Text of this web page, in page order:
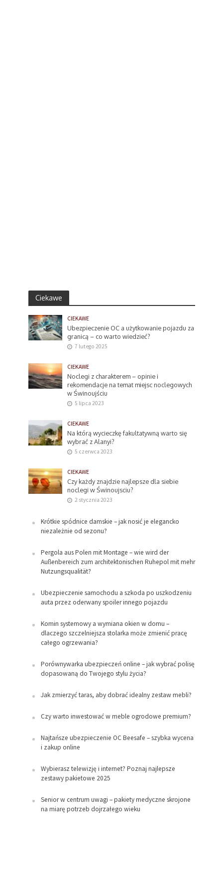
Ciekawe
CIEKAWE
Ubezpieczenie OC a użytkowanie pojazdu za
granicą – co warto wiedzieć?
7 lutego 2025
CIEKAWE
Noclegi z charakterem – opinie i
rekomendacje na temat miejsc noclegowych
w Świnoujściu
5 lipca 2023
CIEKAWE
Na którą wycieczkę fakultatywną warto się
wybrać z Alanyi?
5 czerwca 2023
CIEKAWE
Czy każdy znajdzie najlepsze dla siebie
noclegi w Świnoujsciu?
2 stycznia 2023
Krótkie spódnice damskie – jak nosić je elegancko
niezależnie od sezonu?
Pergola aus Polen mit Montage – wie wird der
Außenbereich zum architektonischen Ruhepol mit mehr
Nutzungsqualität?
Ubezpieczenie samochodu a szkoda po uszkodzeniu
auta przez oderwany spoiler innego pojazdu
Komin systemowy a wymiana okien w domu –
dlaczego szczelniejsza stolarka może zmienić pracę
całego ogrzewania?
Porównywarka ubezpieczeń online – jak wybrać polisę
dopasowaną do Twojego stylu życia?
Jak zmierzyć taras, aby dobrać idealny zestaw mebli?
Czy warto inwestować w meble ogrodowe premium?
Najtańsze ubezpieczenie OC Beesafe – szybka wycena
i zakup online
Wybierasz telewizję i internet? Poznaj najlepsze
zestawy pakietowe 2025
Senior w centrum uwagi – pakiety medyczne skrojone
na miarę potrzeb dojrzałego wieku